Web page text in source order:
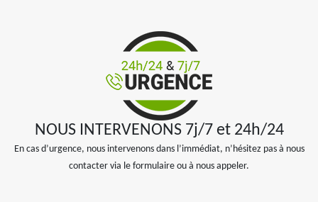
NOUS INTERVENONS 7j/7 et 24h/24
En cas d’urgence, nous intervenons dans l’immédiat, n’hésitez pas à nous
contacter via le formulaire ou à nous appeler.